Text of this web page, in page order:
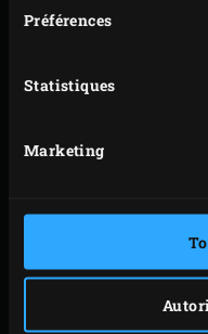
Préférences
Statistiques
Marketing
120 °C. Laissez
Contrôlez la
plus longtemps
du faitout en
mijoter 15 à 20
Retirez le faitout
refroidir.
placez-le au